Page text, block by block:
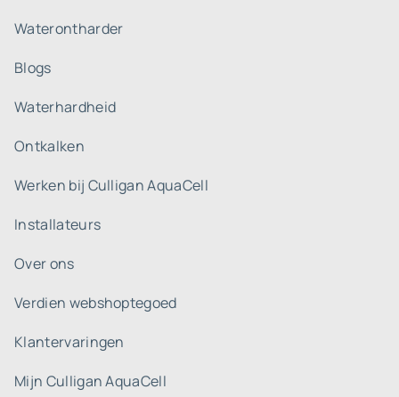
Waterontharder
Blogs
Waterhardheid
Ontkalken
Werken bij Culligan AquaCell
Installateurs
Over ons
Verdien webshoptegoed
Klantervaringen
Mijn Culligan AquaCell